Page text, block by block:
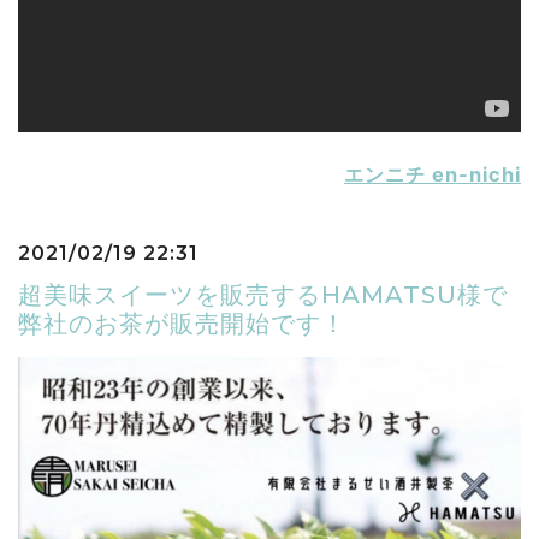
エンニチ en-nichi
2021/02/19 22:31
超美味スイーツを販売するHAMATSU様で
弊社のお茶が販売開始です！